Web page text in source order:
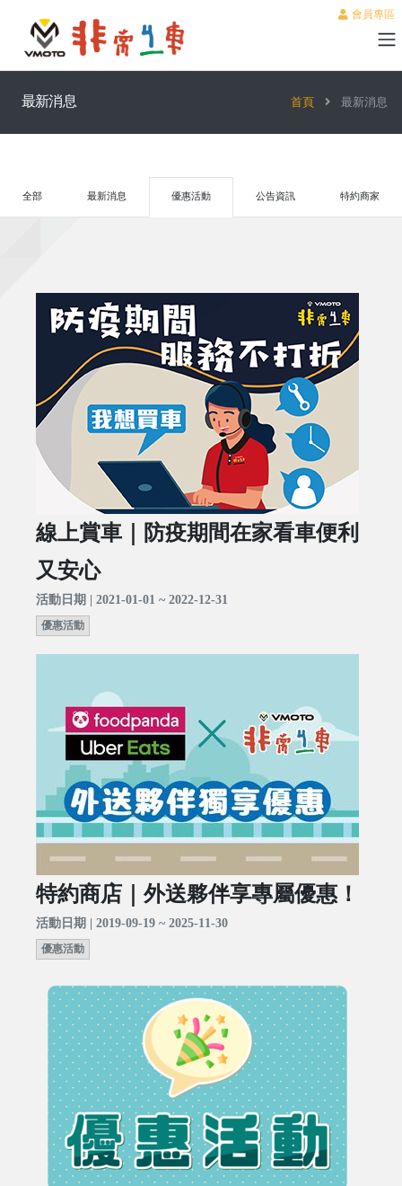
會員專區
最新消息 首頁 最新消息
全部 最新消息 優惠活動 公告資訊 特約商家
線上賞車｜防疫期間在家看車便利
又安心
活動日期 | 2021-01-01 ~ 2022-12-31
優惠活動
特約商店｜外送夥伴享專屬優惠！
活動日期 | 2019-09-19 ~ 2025-11-30
優惠活動